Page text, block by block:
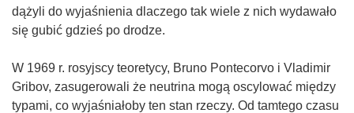
dążyli do wyjaśnienia dlaczego tak wiele z nich wydawało
się gubić gdzieś po drodze.
W 1969 r. rosyjscy teoretycy, Bruno Pontecorvo i Vladimir
Gribov, zasugerowali że neutrina mogą oscylować między
typami, co wyjaśniałoby ten stan rzeczy. Od tamtego czasu